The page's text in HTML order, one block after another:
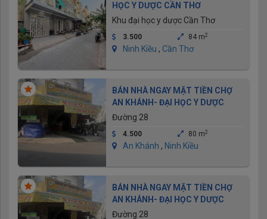
HỌC Y DƯỢC CẦN THƠ
Khu đại học y dược Cần Thơ
3.500 84 m2
Ninh Kiều , Cần Thơ
BÁN NHÀ NGAY MẶT TIỀN CHỢ
AN KHÁNH- ĐẠI HỌC Y DƯỢC
Đường 28
4.500 80 m2
An Khánh , Ninh Kiều
BÁN NHÀ NGAY MẶT TIỀN CHỢ
AN KHÁNH- ĐẠI HỌC Y DƯỢC
Đường 28